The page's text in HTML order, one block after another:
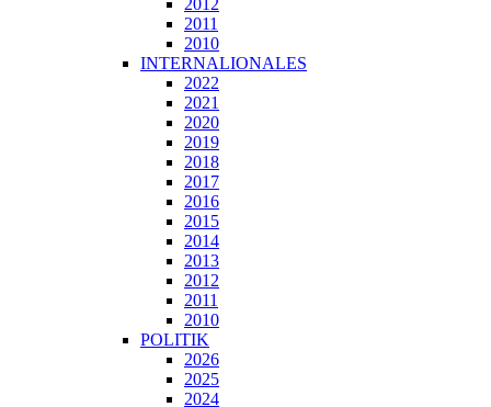
2012
2011
2010
INTERNALIONALES
2022
2021
2020
2019
2018
2017
2016
2015
2014
2013
2012
2011
2010
POLITIK
2026
2025
2024